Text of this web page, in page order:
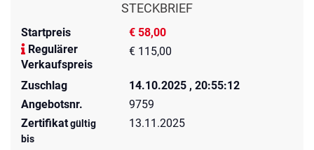
STECKBRIEF
Startpreis
€ 58,00
Regulärer
Verkaufspreis
€ 115,00
Zuschlag
14.10.2025 , 20:55:12
Angebotsnr.
9759
Zertifikatgültig
bis
13.11.2025